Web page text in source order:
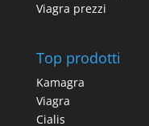
Viagra prezzi
Top prodotti
Kamagra
Viagra
Cialis